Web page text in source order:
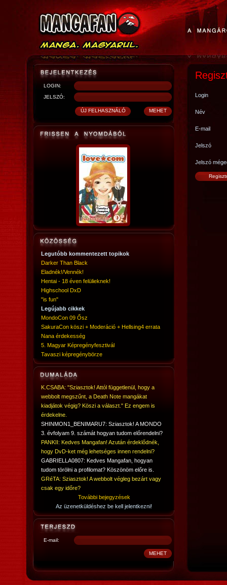
LOGIN:
JELSZÓ:
Legutóbb kommentezett topikok
Darker Than Black
Eladnék!/Vennék!
Hentai - 18 éven felülieknek!
Highschool DxD
"is fun"
Legújabb cikkek
MondoCon 09 Ősz
SakuraCon köszi + Moderáció + Hellsing4 errata
Nana érdekesség
5. Magyar Képregényfesztivál
Tavaszi képregénybörze
K.CSABA: "Sziasztok! Attól függetlenül, hogy a
webbolt megszűnt, a Death Note mangákat
kiadjátok végig? Köszi a választ." Ez engem is
érdekelne.
SHINMON1_BENIMARU7: Sziasztok! A MONDO
3. évfolyam 9. számát hogyan tudom előrendelni?
PANKII: Kedves Mangafan! Azután érdeklődnék,
hogy DvD-ket még lehetséges innen rendelni?
GABRIELLA0807: Kedves Mangafan, hogyan
tudom törölni a profilomat? Köszönöm előre is.
GRéTA: Sziasztok! A webbolt végleg bezárt vagy
csak egy időre?
További bejegyzések
Az üzenetküldéshez be kell jelentkezni!
E-mail:
Login
Név
E-mail
Jelszó
Jelszó